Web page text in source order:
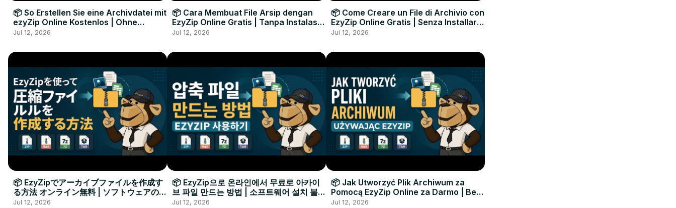
📦 So Erstellen Sie eine Archivdatei mit
ezyZip Online Kostenlos | Ohne
Softwareinstallation
Jul 12, 2026
📦 Cara Membuat File Arsip dengan
EzyZip Online Gratis | Tanpa Instalasi
Perangkat Lunak
Jul 12, 2026
📦 Come Creare un File di Archivio con
EzyZip Online Gratis | Senza Installare
Software
Jul 12, 2026
📦 EzyZipでアーカイブファイルを作成す
る方法 オンライン無料 | ソフトウェアのイ
ンストール不要
Jul 12, 2026
📦 EzyZip으로 온라인에서 무료로 아카이
브 파일 만드는 방법 | 소프트웨어 설치 불필
요
Jul 12, 2026
📦 Jak Utworzyć Plik Archiwum za
Pomocą EzyZip Online za Darmo | Bez
Instalacji Oprogramowania
Jul 12, 2026